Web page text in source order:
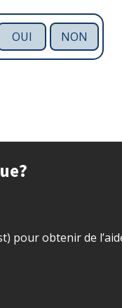
OUI NON
pour obtenir de